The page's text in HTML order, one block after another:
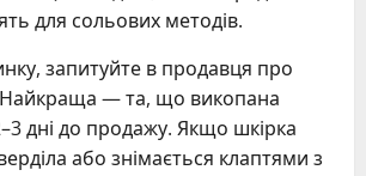
для сольових методів.
запитуйте в продавця про
Найкраща — та, що викопана
дні до продажу. Якщо шкірка
або знімається клаптями з